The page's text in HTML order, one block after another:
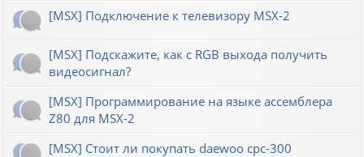
[MSX] Подключение к телевизору MSX-2
[MSX] Подскажите, как с RGB выхода получить
видеосигнал?
[MSX] Программирование на языке ассемблера
Z80 для MSX-2
[MSX] Стоит ли покупать daewoo cpc-300